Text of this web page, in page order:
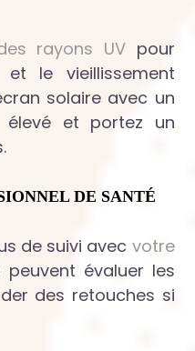
rayons UVpour
le vieillissement
solaire avec un
et portez un
DE SANTÉ
de suivi avec votre
peuvent évaluer les
des retouches si